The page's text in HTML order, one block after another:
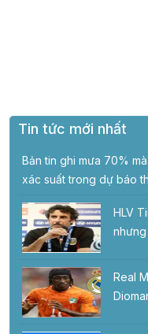
Tin tức mới nhất
Bản tin ghi mưa 70%
xác suất trong dự báo
HLV
Real